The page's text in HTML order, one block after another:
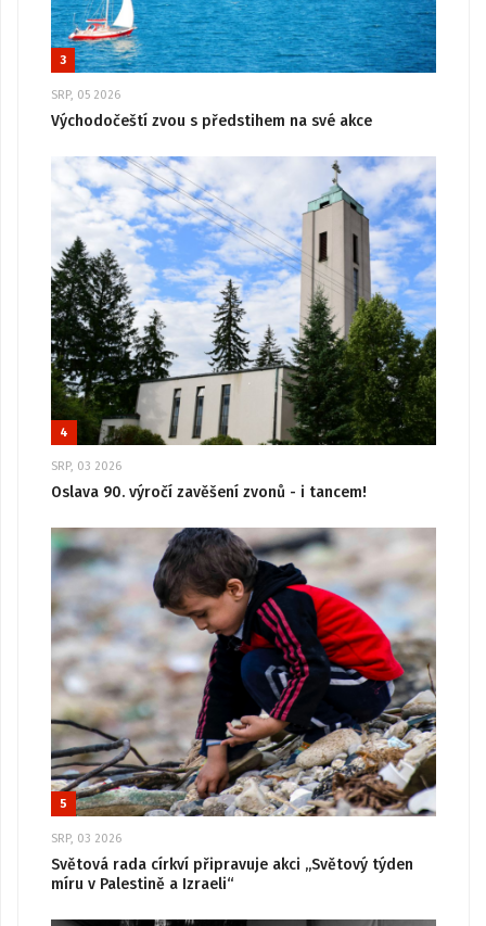
3
SRP, 05 2026
Východočeští zvou s předstihem na své akce
4
SRP, 03 2026
Oslava 90. výročí zavěšení zvonů - i tancem!
5
SRP, 03 2026
Světová rada církví připravuje akci „Světový týden
míru v Palestině a Izraeli“